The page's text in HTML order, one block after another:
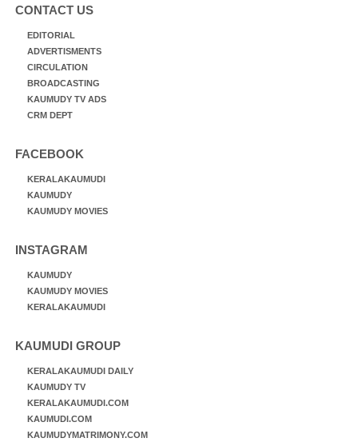
CONTACT US
EDITORIAL
ADVERTISMENTS
CIRCULATION
BROADCASTING
KAUMUDY TV ADS
CRM DEPT
FACEBOOK
KERALAKAUMUDI
KAUMUDY
KAUMUDY MOVIES
INSTAGRAM
KAUMUDY
KAUMUDY MOVIES
KERALAKAUMUDI
KAUMUDI GROUP
KERALAKAUMUDI DAILY
KAUMUDY TV
KERALAKAUMUDI.COM
KAUMUDI.COM
KAUMUDYMATRIMONY.COM